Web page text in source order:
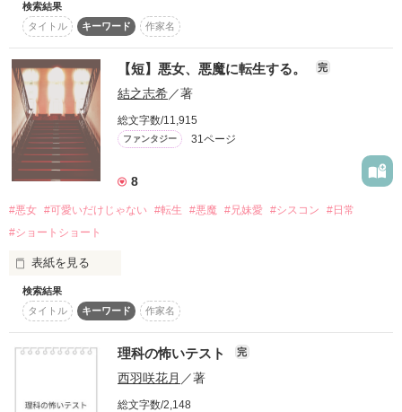
作品を読む
検索結果
タイトル
キーワード 作家名
【短】悪女、悪魔に転生する。 完
結之志希／著
総文字数/11,915
ファンタジー 31ページ
8
#悪女 #可愛いだけじゃない #転生 #悪魔 #兄妹愛 #シスコン
#日常
#ショートショート
表紙を見る
「あなたのどこがいいって言うのよ！
顔だけの性悪女じゃない！」
あたしは人の彼氏や想い人ばかりをうばう悪女。
検索結果
タイトル
キーワード 作家名
理科の怖いテスト 完
西羽咲花月 ／著
総文字数/2,148